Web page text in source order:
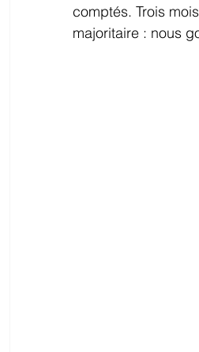
comptés. Trois
majoritaire : nous